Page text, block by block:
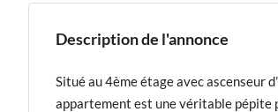
Description de l'annonce
Situé au 4ème étage avec ascenseur
appartement est une véritable pépite